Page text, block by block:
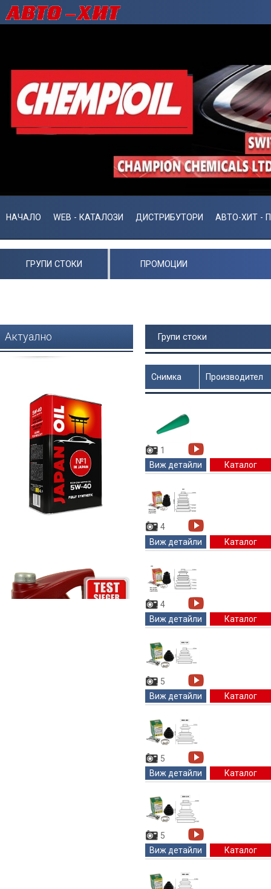
НАЧАЛО WEB - КАТАЛОЗИ ДИСТРИБУТОРИ АВТО-ХИТ -
ГРУПИ СТОКИ ПРОМОЦИИ
Актуално Групи стоки
Снимка Производител
1
Виж детайли
Каталог
4
Виж детайли
Каталог
4
Виж детайли
Каталог
5
Виж детайли
Каталог
5
Виж детайли
Каталог
5
Виж детайли
Каталог